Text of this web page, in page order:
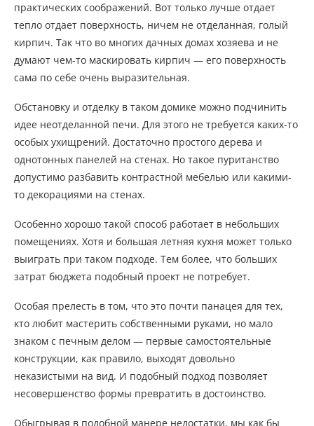
практических соображений. Вот только лучше отдает
тепло отдает поверхность, ничем не отделанная, голый
кирпич. Так что во многих дачных домах хозяева и не
думают чем-то маскировать кирпич — его поверхность
сама по себе очень выразительная.
Обстановку и отделку в таком домике можно подчинить
идее неотделанной печи. Для этого не требуется каких-то
особых ухищрений. Достаточно простого дерева и
однотонных панелей на стенах. Но такое пуританство
допустимо разбавить контрастной мебелью или какими-
то декорациями на стенах.
Особенно хорошо такой способ работает в небольших
помещениях. Хотя и большая летняя кухня может только
выиграть при таком подходе. Тем более, что больших
затрат бюджета подобный проект не потребует.
Особая прелесть в том, что это почти панацея для тех,
кто любит мастерить собственными руками, но мало
знаком с печным делом — первые самостоятельные
конструкции, как правило, выходят довольно
неказистыми на вид. И подобный подход позволяет
несовершенство формы превратить в достоинство.
Обыгрывая в подобной манере недостатки, мы как бы